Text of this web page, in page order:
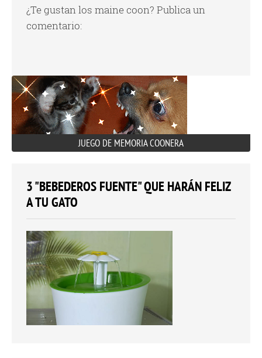
¿Te gustan los maine coon? Publica un
comentario:
JUEGO DE MEMORIA COONERA
3 "BEBEDEROS FUENTE" QUE HARÁN FELIZ
A TU GATO